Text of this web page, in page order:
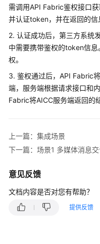
户
指
价
说
明
指
南
参
考
接
需调用API Fabric鉴权接口
并认证token，并在返回的信
2. 认证成功后，第三方系统
中需要携带鉴权的token信
权。
3. 鉴权通过后，API Fabric
端，服务端根据请求接口和
Fabric将AICC服务端返回的
上一篇：集成场景
下一篇：场景1 多媒体消息交
意见反馈
文档内容是否对您有帮助？
提供反馈